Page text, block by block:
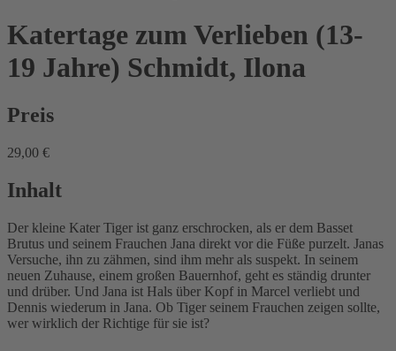
Katertage zum Verlieben (13-
19 Jahre) Schmidt, Ilona
Preis
29,00 €
Inhalt
Der kleine Kater Tiger ist ganz erschrocken, als er dem Basset
Brutus und seinem Frauchen Jana direkt vor die Füße purzelt. Janas
Versuche, ihn zu zähmen, sind ihm mehr als suspekt. In seinem
neuen Zuhause, einem großen Bauernhof, geht es ständig drunter
und drüber. Und Jana ist Hals über Kopf in Marcel verliebt und
Dennis wiederum in Jana. Ob Tiger seinem Frauchen zeigen sollte,
wer wirklich der Richtige für sie ist?